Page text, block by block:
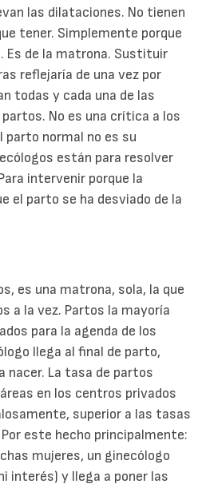
las dilataciones. No tienen
tener. Simplemente porque
Es de la matrona. Sustituir
reflejaría de una vez por
todas y cada una de las
No es una crítica a los
parto normal no es su
están para resolver
intervenir porque la
el parto se ha desviado de la
es una matrona, sola, la que
a la vez. Partos la mayoría
para la agenda de los
llega al final de parto,
nacer. La tasa de partos
en los centros privados
superior a las tasas
este hecho principalmente:
mujeres, un ginecólogo
interés) y llega a poner las